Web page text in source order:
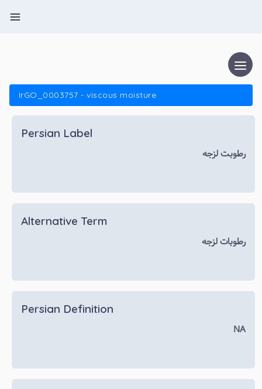
IrGO_0003757 - viscous moisture
Persian Label
رطوبت لزجه
Alternative Term
رطوبات لزجه
Persian Definition
NA